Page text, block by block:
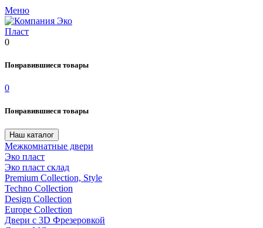
Меню
0
Понравившиеся товары
0
Понравившиеся товары
Наш каталог
Межкомнатные двери
Эко пласт
Эко пласт склад
Premium Collection, Style
Techno Collection
Design Collection
Europe Collection
Двери с 3D Фрезеровкой